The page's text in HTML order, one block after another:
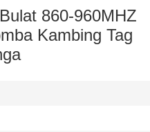
860-960MHZ
Kambing Tag